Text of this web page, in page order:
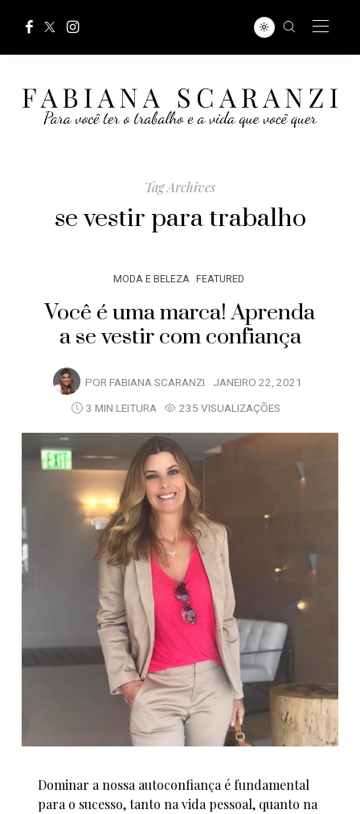
Tag Archives
se vestir para trabalho
MODA E BELEZA FEATURED
Você é uma marca! Aprenda
a se vestir com confiança
POR FABIANA SCARANZI JANEIRO 22, 2021
3 MIN LEITURA
235 VISUALIZAÇÕES
Dominar a nossa autoconfiança é fundamental
para o sucesso, tanto na vida pessoal, quanto na